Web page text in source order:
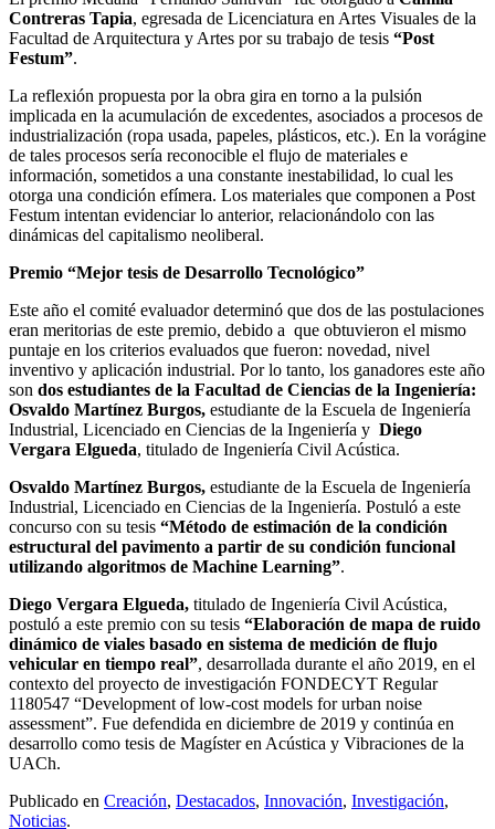
Contreras Tapia, egresada de Licenciatura en Artes Visuales de la
Facultad de Arquitectura y Artes por su trabajo de tesis “Post
Festum”.
La reflexión propuesta por la obra gira en torno a la pulsión
implicada en la acumulación de excedentes, asociados a procesos de
industrialización (ropa usada, papeles, plásticos, etc.). En la vorágine
de tales procesos sería reconocible el flujo de materiales e
información, sometidos a una constante inestabilidad, lo cual les
otorga una condición efímera. Los materiales que componen a Post
Festum intentan evidenciar lo anterior, relacionándolo con las
dinámicas del capitalismo neoliberal.
Premio “Mejor tesis de Desarrollo Tecnológico”
Este año el comité evaluador determinó que dos de las postulaciones
eran meritorias de este premio, debido a que obtuvieron el mismo
puntaje en los criterios evaluados que fueron: novedad, nivel
inventivo y aplicación industrial. Por lo tanto, los ganadores este año
son dos estudiantes de la Facultad de Ciencias de la Ingeniería:
Osvaldo Martínez Burgos, estudiante de la Escuela de Ingeniería
Industrial, Licenciado en Ciencias de la Ingeniería y Diego
Vergara Elgueda, titulado de Ingeniería Civil Acústica.
Osvaldo Martínez Burgos, estudiante de la Escuela de Ingeniería
Industrial, Licenciado en Ciencias de la Ingeniería. Postuló a este
concurso con su tesis “Método de estimación de la condición
estructural del pavimento a partir de su condición funcional
utilizando algoritmos de Machine Learning”.
Diego Vergara Elgueda, titulado de Ingeniería Civil Acústica,
postuló a este premio con su tesis “Elaboración de mapa de ruido
dinámico de viales basado en sistema de medición de flujo
vehicular en tiempo real”, desarrollada durante el año 2019, en el
contexto del proyecto de investigación FONDECYT Regular
1180547 “Development of low-cost models for urban noise
assessment”. Fue defendida en diciembre de 2019 y continúa en
desarrollo como tesis de Magíster en Acústica y Vibraciones de la
UACh.
Publicado en Creación, Destacados, Innovación, Investigación,
Noticias.